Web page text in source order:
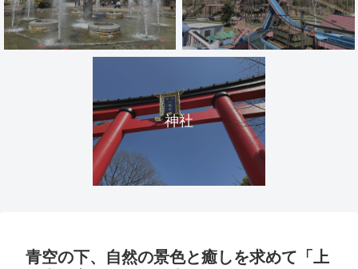
神社
青空の下、自然の景色と癒しを求めて「上